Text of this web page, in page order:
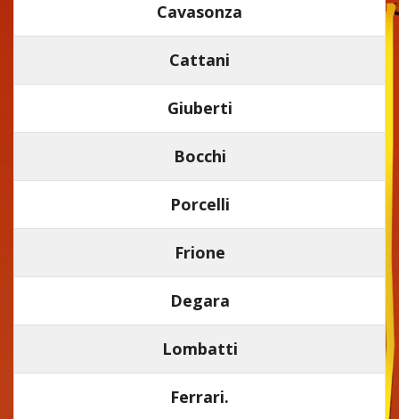
Cavasonza
Cattani
Giuberti
Bocchi
Porcelli
Frione
Degara
Lombatti
Ferrari.